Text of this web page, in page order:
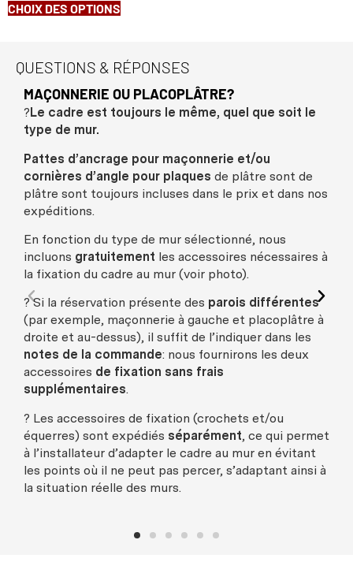
CHOIX DES OPTIONS
QUESTIONS & RÉPONSES
MAÇONNERIE OU PLACOPLÂTRE?
? Le cadre est toujours le même, quel que soit le
type de mur.
Pattes d’ancrage pour maçonnerie et/ou
cornières d’angle pour plaques de plâtre sont de
plâtre sont toujours incluses dans le prix et dans nos
expéditions.
En fonction du type de mur sélectionné, nous
incluons gratuitement les accessoires nécessaires à
la fixation du cadre au mur (voir photo).
? Si la réservation présente des parois différentes
(par exemple, maçonnerie à gauche et placoplâtre à
droite et au-dessus), il suffit de l’indiquer dans les
notes de la commande: nous fournirons les deux
accessoires de fixation sans frais
supplémentaires.
? Les accessoires de fixation (crochets et/ou
équerres) sont expédiés séparément, ce qui permet
à l’installateur d’adapter le cadre au mur en évitant
les points où il ne peut pas percer, s’adaptant ainsi à
la situation réelle des murs.